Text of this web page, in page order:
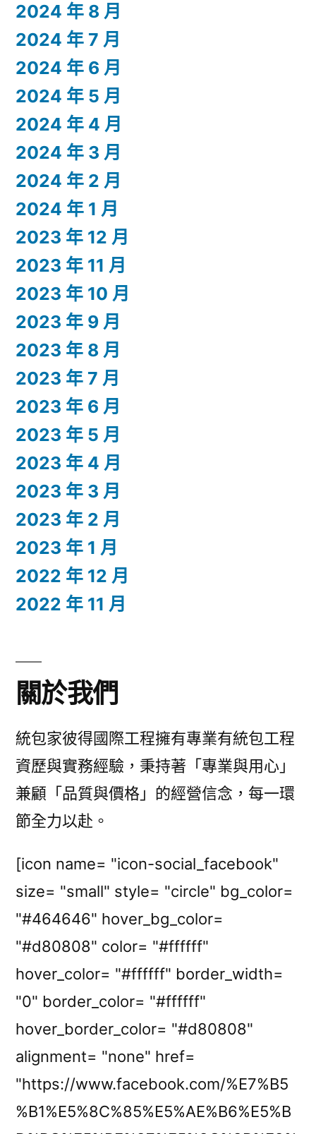
2024 年 8 月
2024 年 7 月
2024 年 6 月
2024 年 5 月
2024 年 4 月
2024 年 3 月
2024 年 2 月
2024 年 1 月
2023 年 12 月
2023 年 11 月
2023 年 10 月
2023 年 9 月
2023 年 8 月
2023 年 7 月
2023 年 6 月
2023 年 5 月
2023 年 4 月
2023 年 3 月
2023 年 2 月
2023 年 1 月
2022 年 12 月
2022 年 11 月
關於我們
統包家彼得國際工程擁有專業有統包工程
資歷與實務經驗，秉持著「專業與用心」
兼顧「品質與價格」的經營信念，每一環
節全力以赴。
[icon name= "icon-social_facebook"
size= "small" style= "circle" bg_color=
"#464646" hover_bg_color=
"#d80808" color= "#ffffff"
hover_color= "#ffffff" border_width=
"0" border_color= "#ffffff"
hover_border_color= "#d80808"
alignment= "none" href=
"https://www.facebook.com/%E7%B5
%B1%E5%8C%85%E5%AE%B6%E5%B